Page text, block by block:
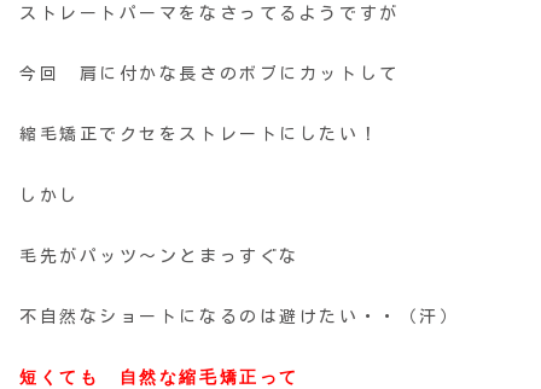
ストレートパーマをなさってるようですが
今回 肩に付かな長さのボブにカットして
縮毛矯正でクセをストレートにしたい！
しかし
毛先がパッツ～ンとまっすぐな
不自然なショートになるのは避けたい・・（汗）
短くても 自然な縮毛矯正って